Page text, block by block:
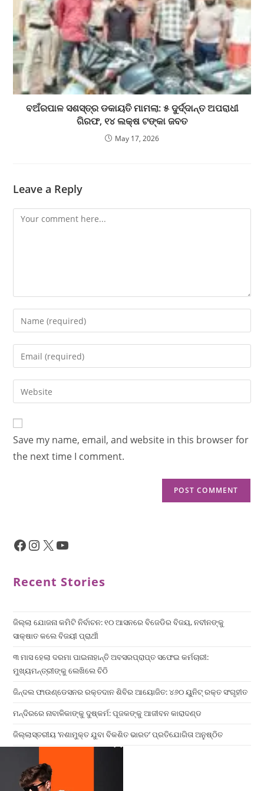
ବଅଁରପାଳ ସଶସ୍ତ୍ର ଡକାୟତି ମାମଲା: ୫ ଦୁର୍ଦ୍ଦାନ୍ତ ଅପରାଧୀ
ଗିରଫ, ୧୪ ଲକ୍ଷ ଟଙ୍କା ଜବତ
May 17, 2026
Leave a Reply
Save my name, email, and website in this browser for
the next time I comment.
Recent Stories
ଜିଲ୍ଲା ଯୋଜନା କମିଟି ନିର୍ବାଚନ: ୧୦ ଆସନରେ ବିଜେଡିର ବିଜୟ, ନବୀନଙ୍କୁ
ସାକ୍ଷାତ କଲେ ବିଜୟୀ ପ୍ରାର୍ଥୀ
୩ ମାସ ହେଲା ଦରମା ପାଇନାହାନ୍ତି ଅବସରପ୍ରାପ୍ତ ସଫେଇ କର୍ମଚାରୀ:
ମୁଖ୍ୟମନ୍ତ୍ରୀଙ୍କୁ ଲେଖିଲେ ଚିଠି
ଜିନ୍ଦଲ ଫାଉଣ୍ଡେସନର ରକ୍ତଦାନ ଶିବିର ଆୟୋଜିତ: ୪୬୦ ୟୁନିଟ୍ ରକ୍ତ ସଂଗୃହୀତ
ମନ୍ଦିରରେ ନାବାଳିକାଙ୍କୁ ଦୁଷ୍କର୍ମ: ପୂଜକଙ୍କୁ ଆଜୀବନ କାରାଦଣ୍ଡ
ଜିଲ୍ଲାସ୍ତରୀୟ ‘ନଶାମୁକ୍ତ ଯୁବା ବିକଶିତ ଭାରତ’ ପ୍ରତିଯୋଗିତା ଅନୁଷ୍ଠିତ
×